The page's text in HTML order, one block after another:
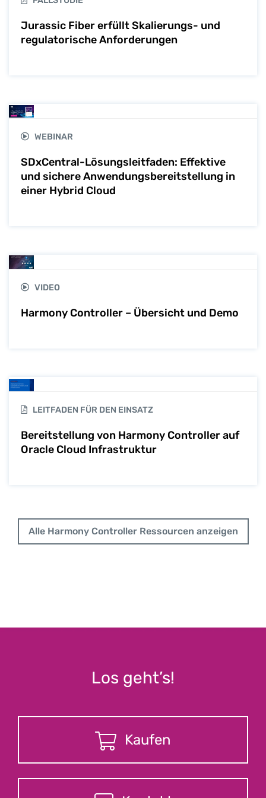
Jurassic Fiber erfüllt Skalierungs- und
regulatorische Anforderungen
WEBINAR
SDxCentral-Lösungsleitfaden: Effektive
und sichere Anwendungsbereitstellung in
einer Hybrid Cloud
VIDEO
Harmony Controller – Übersicht und Demo
LEITFADEN FÜR DEN EINSATZ
Bereitstellung von Harmony Controller auf
Oracle Cloud Infrastruktur
Alle Harmony Controller Ressourcen anzeigen
Los geht’s!
Kaufen